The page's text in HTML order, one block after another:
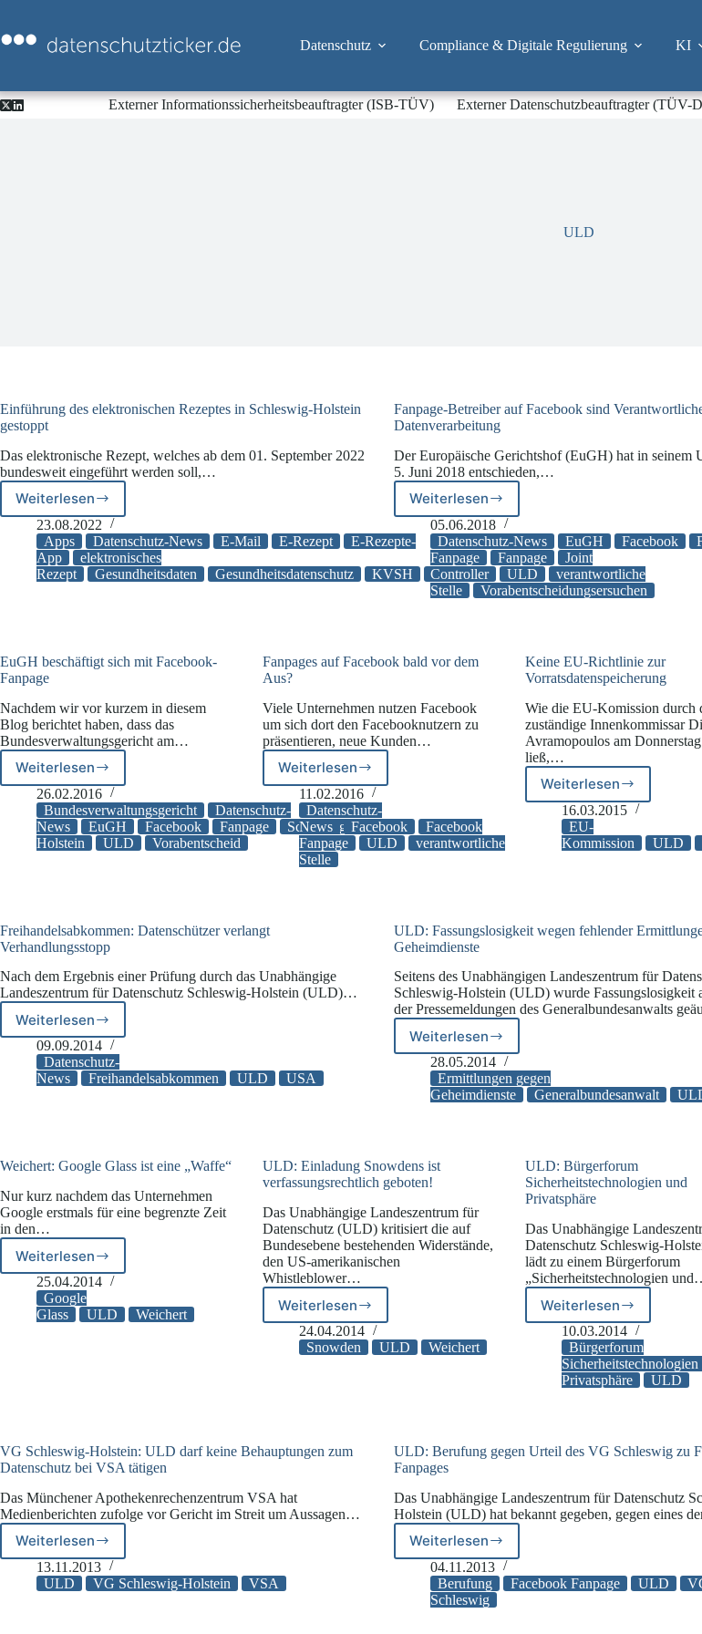
springen
Datenschutz Compliance & Digitale Regulierung KI
Externer Informationssicherheitsbeauftragter (ISB-TÜV) Externer Datenschutzbeauftragter (TÜV-
ULD
Einführung des elektronischen Rezeptes in Schleswig-Holstein
gestoppt
Das elektronische Rezept, welches ab dem 01. September 2022
bundesweit eingeführt werden soll,…
WeiterlesenEinführung
des
elektronischen
Rezeptes
in
23.08.2022
Apps
Datenschutz-News E-Mail E-Rezept
E-Rezepte-
App
elektronisches
Rezept
Gesundheitsdaten Gesundheitsdatenschutz KVSH ULD
Fanpage-Betreiber auf Facebook sind
Datenverarbeitung
Der Europäische Gerichtshof (EuGH) hat in seinem
5. Juni 2018 entschieden,…
Weiterlesen
Fanpage-
Betreiber
auf
Facebook
sind
Verantwortliche
05.06.2018
Datenschutz-News
EuGH Facebook
Fanpage
Fanpage
Joint
Controller
ULD
verantwortliche
Stelle
Vorabentscheidungsersuchen
EuGH beschäftigt sich mit Facebook-
Fanpage
Nachdem wir vor kurzem in diesem
Blog berichtet haben, dass das
Bundesverwaltungsgericht am…
Weiterlesen
EuGH
beschäftigt
sich
mit
Facebook-
26.02.2016
Bundesverwaltungsgericht
Datenschutz-
News
EuGH Facebook Fanpage
Schleswig-
Holstein
ULD Vorabentscheid
Fanpages auf Facebook bald vor dem
Aus?
Viele Unternehmen nutzen Facebook
um sich dort den Facebooknutzern zu
präsentieren, neue Kunden…
Weiterlesen
Fanpages
auf
Facebook
bald
vor
dem
11.02.2016
Datenschutz-
News
Facebook
Facebook
Fanpage
ULD
verantwortliche
Stelle
Keine EU-Richtlinie zur
Vorratsdatenspeicherung
Wie die EU-Komission durch
zuständige Innenkommissar
Avramopoulos am
ließ,…
Weiterlesen
Keine
EU-
Richtlinie
zur
16.03.2015
EU-
Kommission
ULD
Freihandelsabkommen: Datenschützer verlangt
Verhandlungsstopp
Nach dem Ergebnis einer Prüfung durch das Unabhängige
Landeszentrum für Datenschutz Schleswig-Holstein (ULD)…
WeiterlesenFreihandelsabkommen:
Datenschützer
verlangt
Verhandlungsstopp
09.09.2014
Datenschutz-
News
Freihandelsabkommen ULD USA
ULD: Fassungslosigkeit wegen fehlender
Geheimdienste
Seitens des Unabhängigen Landeszentrum für
Schleswig-Holstein (ULD) wurde Fassungslosigkeit
der Pressemeldungen des Generalbundesanwalts
Weiterlesen
ULD:
Fassungslosigkeit
wegen
fehlender
28.05.2014
Ermittlungen gegen
Geheimdienste
Generalbundesanwalt
Weichert: Google Glass ist eine „Waffe“
Nur kurz nachdem das Unternehmen
Google erstmals für eine begrenzte Zeit
in den…
Weiterlesen
Weichert:
Google
Glass
ist
25.04.2014
Google
Glass
ULD Weichert
ULD: Einladung Snowdens ist
verfassungsrechtlich geboten!
Das Unabhängige Landeszentrum für
Datenschutz (ULD) kritisiert die auf
Bundesebene bestehenden Widerstände,
den US-amerikanischen
Whistleblower…
Weiterlesen
ULD:
Einladung
Snowdens
24.04.2014
Snowden
ULD Weichert
ULD: Bürgerforum
Sicherheitstechnologien und
Privatsphäre
Das Unabhängige
Datenschutz Schleswig-
lädt zu einem Bürgerforum
„Sicherheitstechnologien
Weiterlesen
ULD:
Bürgerforum
und
Privatsphäre
10.03.2014
Bürgerforum
Sicherheitstechnologien
Privatsphäre
ULD
VG Schleswig-Holstein: ULD darf keine Behauptungen zum
Datenschutz bei VSA tätigen
Das Münchener Apothekenrechenzentrum VSA hat
Medienberichten zufolge vor Gericht im Streit um Aussagen…
Weiterlesen
VG
Schleswig-
Holstein:
13.11.2013
ULD
VG Schleswig-Holstein VSA
ULD: Berufung gegen Urteil des VG Schleswig zu
Fanpages
Das Unabhängige Landeszentrum für Datenschutz
Holstein (ULD) hat bekannt gegeben, gegen eines
Weiterlesen
ULD:
Berufung
gegen
Urteil
04.11.2013
Berufung
Facebook Fanpage ULD
Schleswig